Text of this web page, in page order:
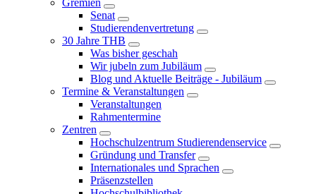
Gremien
Senat
Studierendenvertretung
30 Jahre THB
Was bisher geschah
Wir jubeln zum Jubiläum
Blog und Aktuelle Beiträge - Jubiläum
Termine & Veranstaltungen
Veranstaltungen
Rahmentermine
Zentren
Hochschulzentrum Studierendenservice
Gründung und Transfer
Internationales und Sprachen
Präsenzstellen